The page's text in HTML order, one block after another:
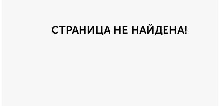
СТРАНИЦА НЕ НАЙДЕНА!